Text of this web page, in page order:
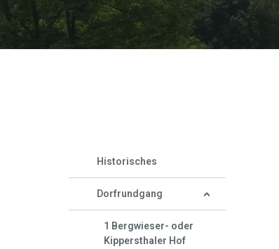
Historisches
Dorfrundgang
1 Bergwieser- oder
Kippersthaler Hof